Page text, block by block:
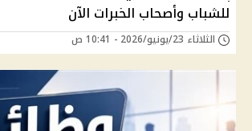
للشباب وأصحاب الخبرات الآن
الثلاثاء 23/يونيو/2026 - 10:41 ص